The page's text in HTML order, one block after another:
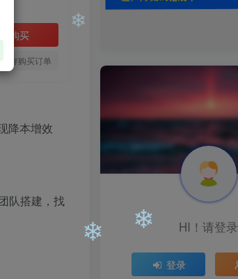
即购买
存购买订单
队搭建，找
HI！请登录
登录